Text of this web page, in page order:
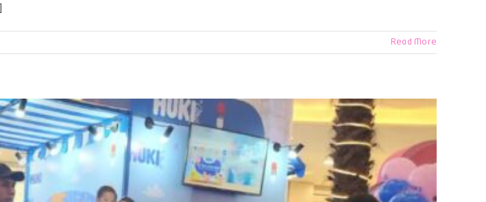
Read More